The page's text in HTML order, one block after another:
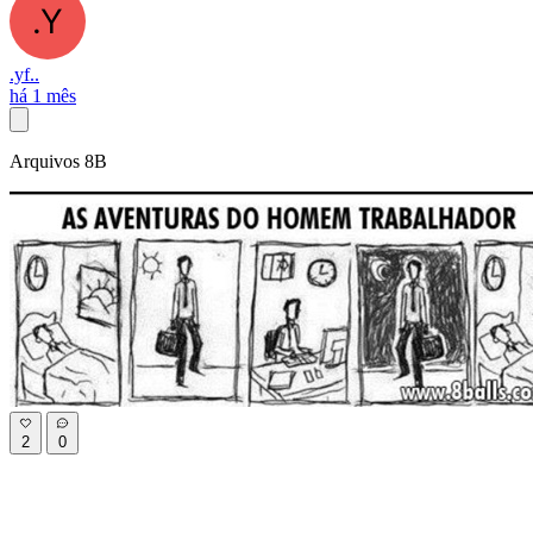
.yf..
há 1 mês
Arquivos 8B
2 0